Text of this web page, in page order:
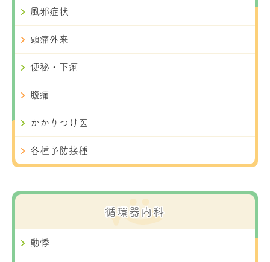
風邪症状
頭痛外来
便秘・下痢
腹痛
かかりつけ医
各種予防接種
循環器内科
動悸